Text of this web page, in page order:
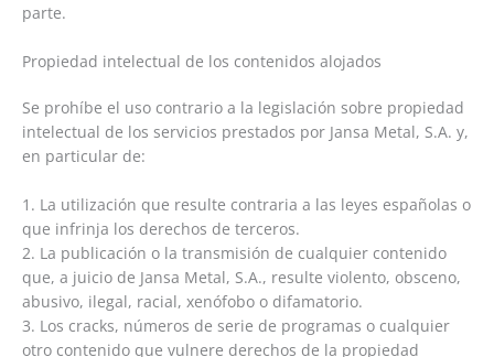
parte.
Propiedad intelectual de los contenidos alojados
Se prohíbe el uso contrario a la legislación sobre propiedad
intelectual de los servicios prestados por Jansa Metal, S.A. y,
en particular de:
1. La utilización que resulte contraria a las leyes españolas o
que infrinja los derechos de terceros.
2. La publicación o la transmisión de cualquier contenido
que, a juicio de Jansa Metal, S.A., resulte violento, obsceno,
abusivo, ilegal, racial, xenófobo o difamatorio.
3. Los cracks, números de serie de programas o cualquier
otro contenido que vulnere derechos de la propiedad